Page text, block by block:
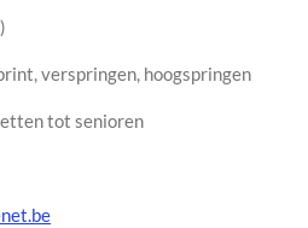
verspringen, hoogspringen
tot senioren